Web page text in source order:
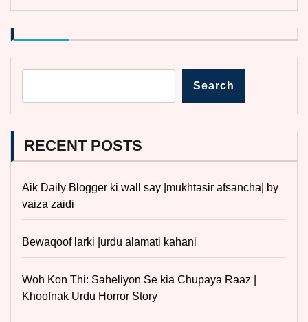
Search
RECENT POSTS
Aik Daily Blogger ki wall say |mukhtasir afsancha| by
vaiza zaidi
Bewaqoof larki |urdu alamati kahani
Woh Kon Thi: Saheliyon Se kia Chupaya Raaz |
Khoofnak Urdu Horror Story